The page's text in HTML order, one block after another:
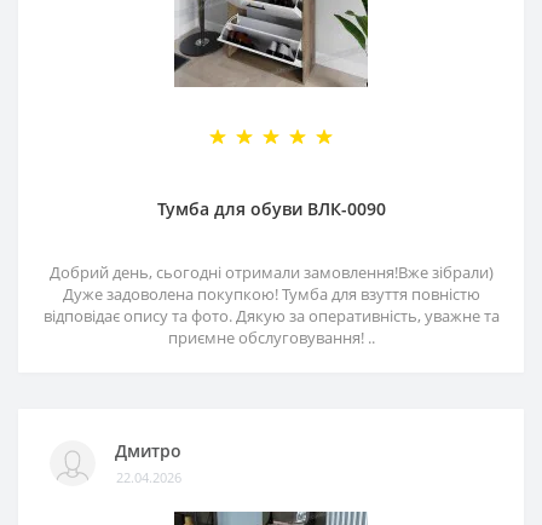
Тумба для обуви ВЛК-0090
Добрий день, сьогодні отримали замовлення!Вже зібрали)
Дуже задоволена покупкою! Тумба для взуття повністю
відповідає опису та фото. Дякую за оперативність, уважне та
приємне обслуговування! ..
Дмитро
22.04.2026